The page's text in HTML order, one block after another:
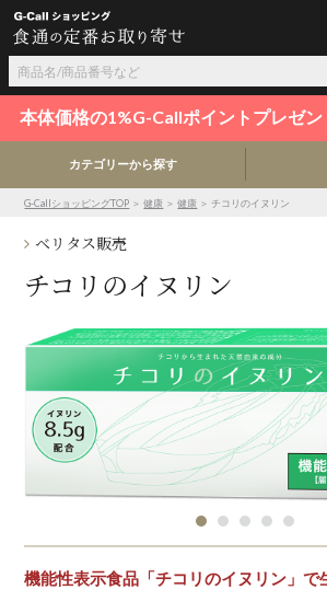
本体価格の1%G-Callポイントプレゼン
カテゴリーから探す
G-CallショッピングTOP ＞健康 ＞健康 ＞ チコリのイヌリン
ベリタス販売
チコリのイヌリン
機能性表示食品「チコリのイヌリン」で